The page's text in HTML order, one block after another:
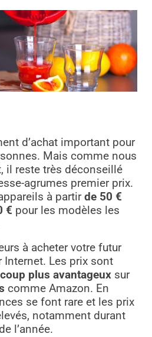
d’achat important pour
Mais comme nous
il reste très déconseillé
agrumes premier prix.
à partirde 50 €
€ pour les modèles les
à acheter votre futur
Internet. Les prix sont
plus avantageuxsur
comme Amazon. En
se font rare et les prix
notamment durant
l’année.